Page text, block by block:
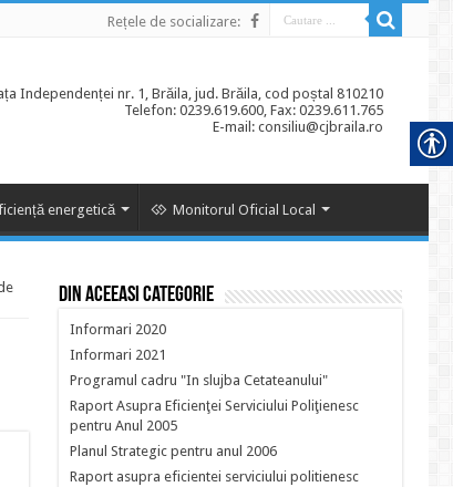
Rețele de socializare:
Independenței nr. 1, Brăila, jud. Brăila, cod poștal 810210
Telefon: 0239.619.600, Fax: 0239.611.765
E-mail: consiliu@cjbraila.ro
energetică Monitorul Oficial Local
Din aceeasi categorie
Informari 2020
Informari 2021
Programul cadru "In slujba Cetateanului"
Raport Asupra Eficienţei Serviciului Poliţienesc
pentru Anul 2005
Planul Strategic pentru anul 2006
Raport asupra eficientei serviciului politienesc